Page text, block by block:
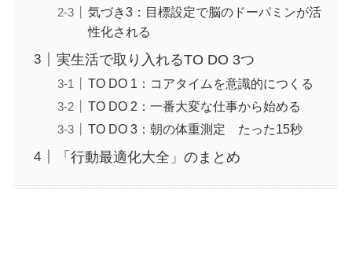
気づき3：目標設定で脳のドーパミンが活
性化される
実生活で取り入れるTO DO 3つ
TO DO 1：コアタイムを意識的につくる
TO DO 2：一番大変な仕事から始める
TO DO 3：朝の体重測定 たった15秒
「行動最適化大全」のまとめ